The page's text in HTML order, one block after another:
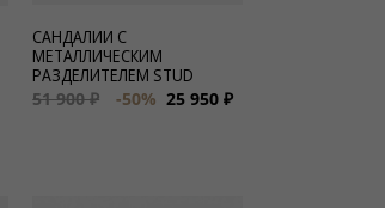
САНДАЛИИ С
МЕТАЛЛИЧЕСКИМ
РАЗДЕЛИТЕЛЕМ STUD
51 900 ₽
-50% 25 950 ₽